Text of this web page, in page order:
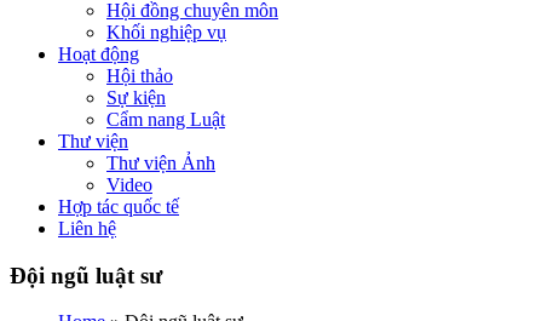
Hội đồng chuyên môn
Khối nghiệp vụ
Hoạt động
Hội thảo
Sự kiện
Cẩm nang Luật
Thư viện
Thư viện Ảnh
Video
Hợp tác quốc tế
Liên hệ
Đội ngũ luật sư